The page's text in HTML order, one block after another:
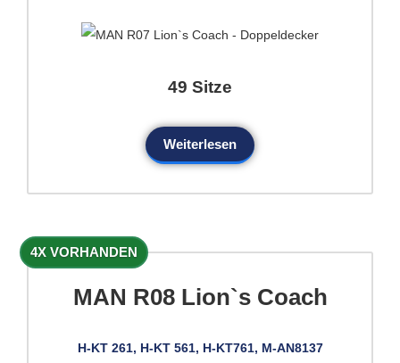
49 Sitze
Weiterlesen
4X VORHANDEN
MAN R08 Lion`s Coach
H-KT 261, H-KT 561, H-KT761, M-AN8137